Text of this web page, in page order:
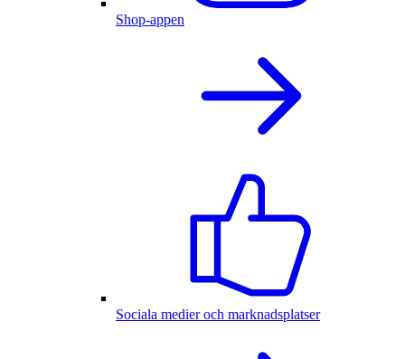
Shop-appen
Sociala medier och marknadsplatser